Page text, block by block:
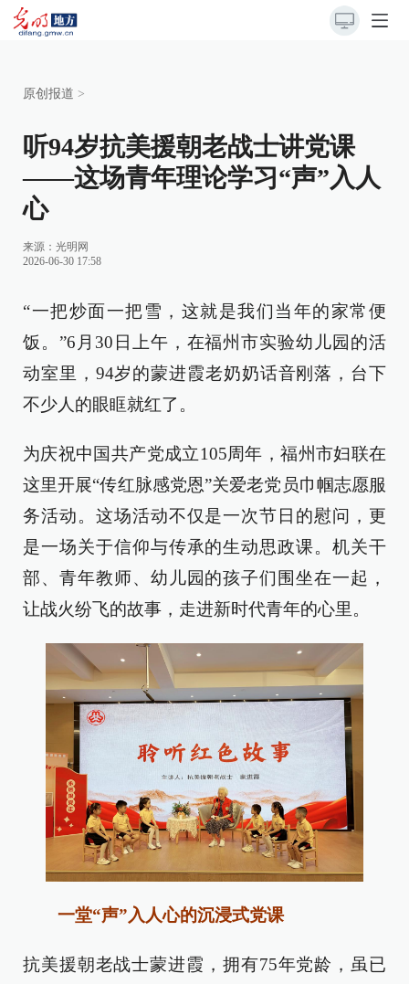
原创报道 >
听94岁抗美援朝老战士讲党课
——这场青年理论学习“声”入人
心
来源： 光明网
2026-06-30 17:58
“一把炒面一把雪，这就是我们当年的家常便
饭。”6月30日上午，在福州市实验幼儿园的活
动室里，94岁的蒙进霞老奶奶话音刚落，台下
不少人的眼眶就红了。
为庆祝中国共产党成立105周年，福州市妇联在
这里开展“传红脉感党恩”关爱老党员巾帼志愿服
务活动。这场活动不仅是一次节日的慰问，更
是一场关于信仰与传承的生动思政课。机关干
部、青年教师、幼儿园的孩子们围坐在一起，
让战火纷飞的故事，走进新时代青年的心里。
一堂“声”入人心的沉浸式党课
抗美援朝老战士蒙进霞，拥有75年党龄，虽已